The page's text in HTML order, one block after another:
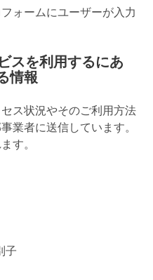
ォームにユーザーが入力
スを利用するにあ
情報
ス状況やそのご利用方法
業者に送信しています。
す。
子